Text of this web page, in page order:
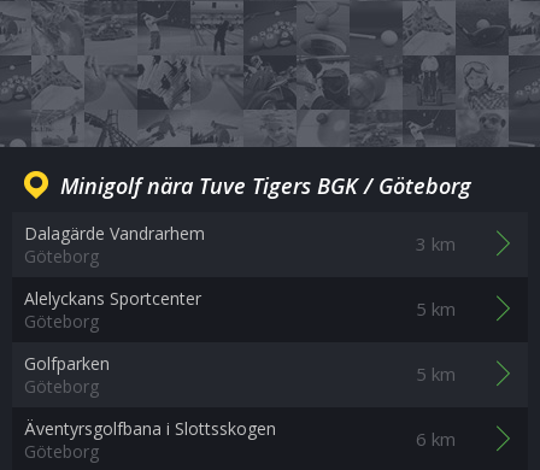
Minigolf nära Tuve Tigers BGK / Göteborg
Dalagärde Vandrarhem
Göteborg
3 km
Alelyckans Sportcenter
Göteborg
5 km
Golfparken
Göteborg
5 km
Äventyrsgolfbana i Slottsskogen
Göteborg
6 km